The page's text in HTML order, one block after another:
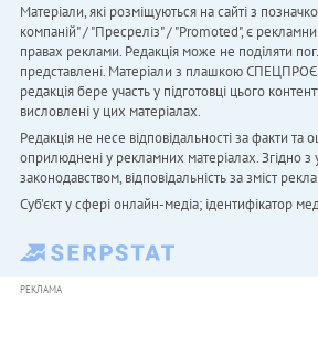
Матеріали, які розміщуються на сайті з
компаній" / "Пресреліз" / "Promoted", є
правах реклами. Редакція може не поділяти
представлені. Матеріали з плашкою
редакція бере участь у підготовці цього
висловлені у цих матеріалах.
Редакція не несе відповідальності за факти та
оприлюднені у рекламних матеріалах. Згідно з
законодавством, відповідальність за зміст
Cуб'єкт у сфері онлайн-медіа; ідентифікатор
РЕКЛАМА